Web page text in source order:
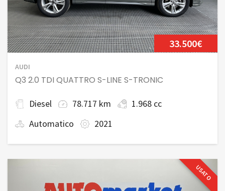
33.500€
AUDI
Q3 2.0 TDI QUATTRO S-LINE S-TRONIC
Diesel 78.717 km
1.968 cc
Automatico
2021
USATO